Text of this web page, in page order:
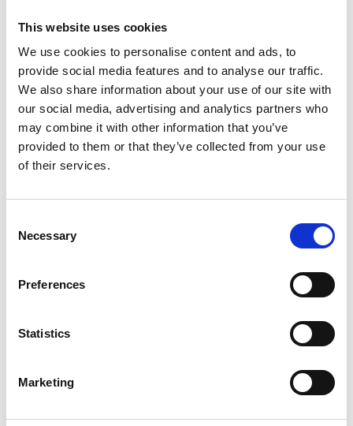
This website uses cookies
We use cookies to personalise content and ads, to
provide social media features and to analyse our traffic.
We also share information about your use of our site with
our social media, advertising and analytics partners who
may combine it with other information that you’ve
provided to them or that they’ve collected from your use
of their services.
Selection
Necessary
Preferences
Statistics
Marketing
Valtuutus päättää osakeannista sekä optio-
oikeuksien ja muiden osakkeisiin oikeuttavien
erityisten oikeuksien antamisesta
Hallitus valtuutettiin päättämään uusien
osakkeiden antamisesta, yhtiön hallussa olevien
omien osakkeiden luovuttamisesta ja/tai
oikeuksien ja muiden osakkeisiin oikeuttavien
nojalla hallitus voi yhdellä tai useammalla
kappaletta. Optio-oikeuksien ja muiden osakkeisiin
enimmäismäärään. Optio-oikeuksia tai muita
antaa osana yhtiön palkitsemisjärjestelmää.